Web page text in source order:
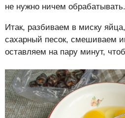
не нужно ничем обрабатывать.
Итак, разбиваем в миску
сахарный песок, смешиваем
оставляем на пару минут,